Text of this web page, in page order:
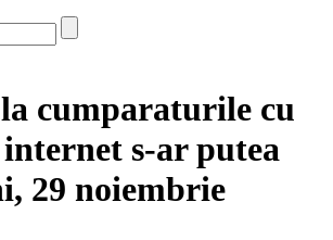
cumparaturile cu
s-ar putea
29 noiembrie